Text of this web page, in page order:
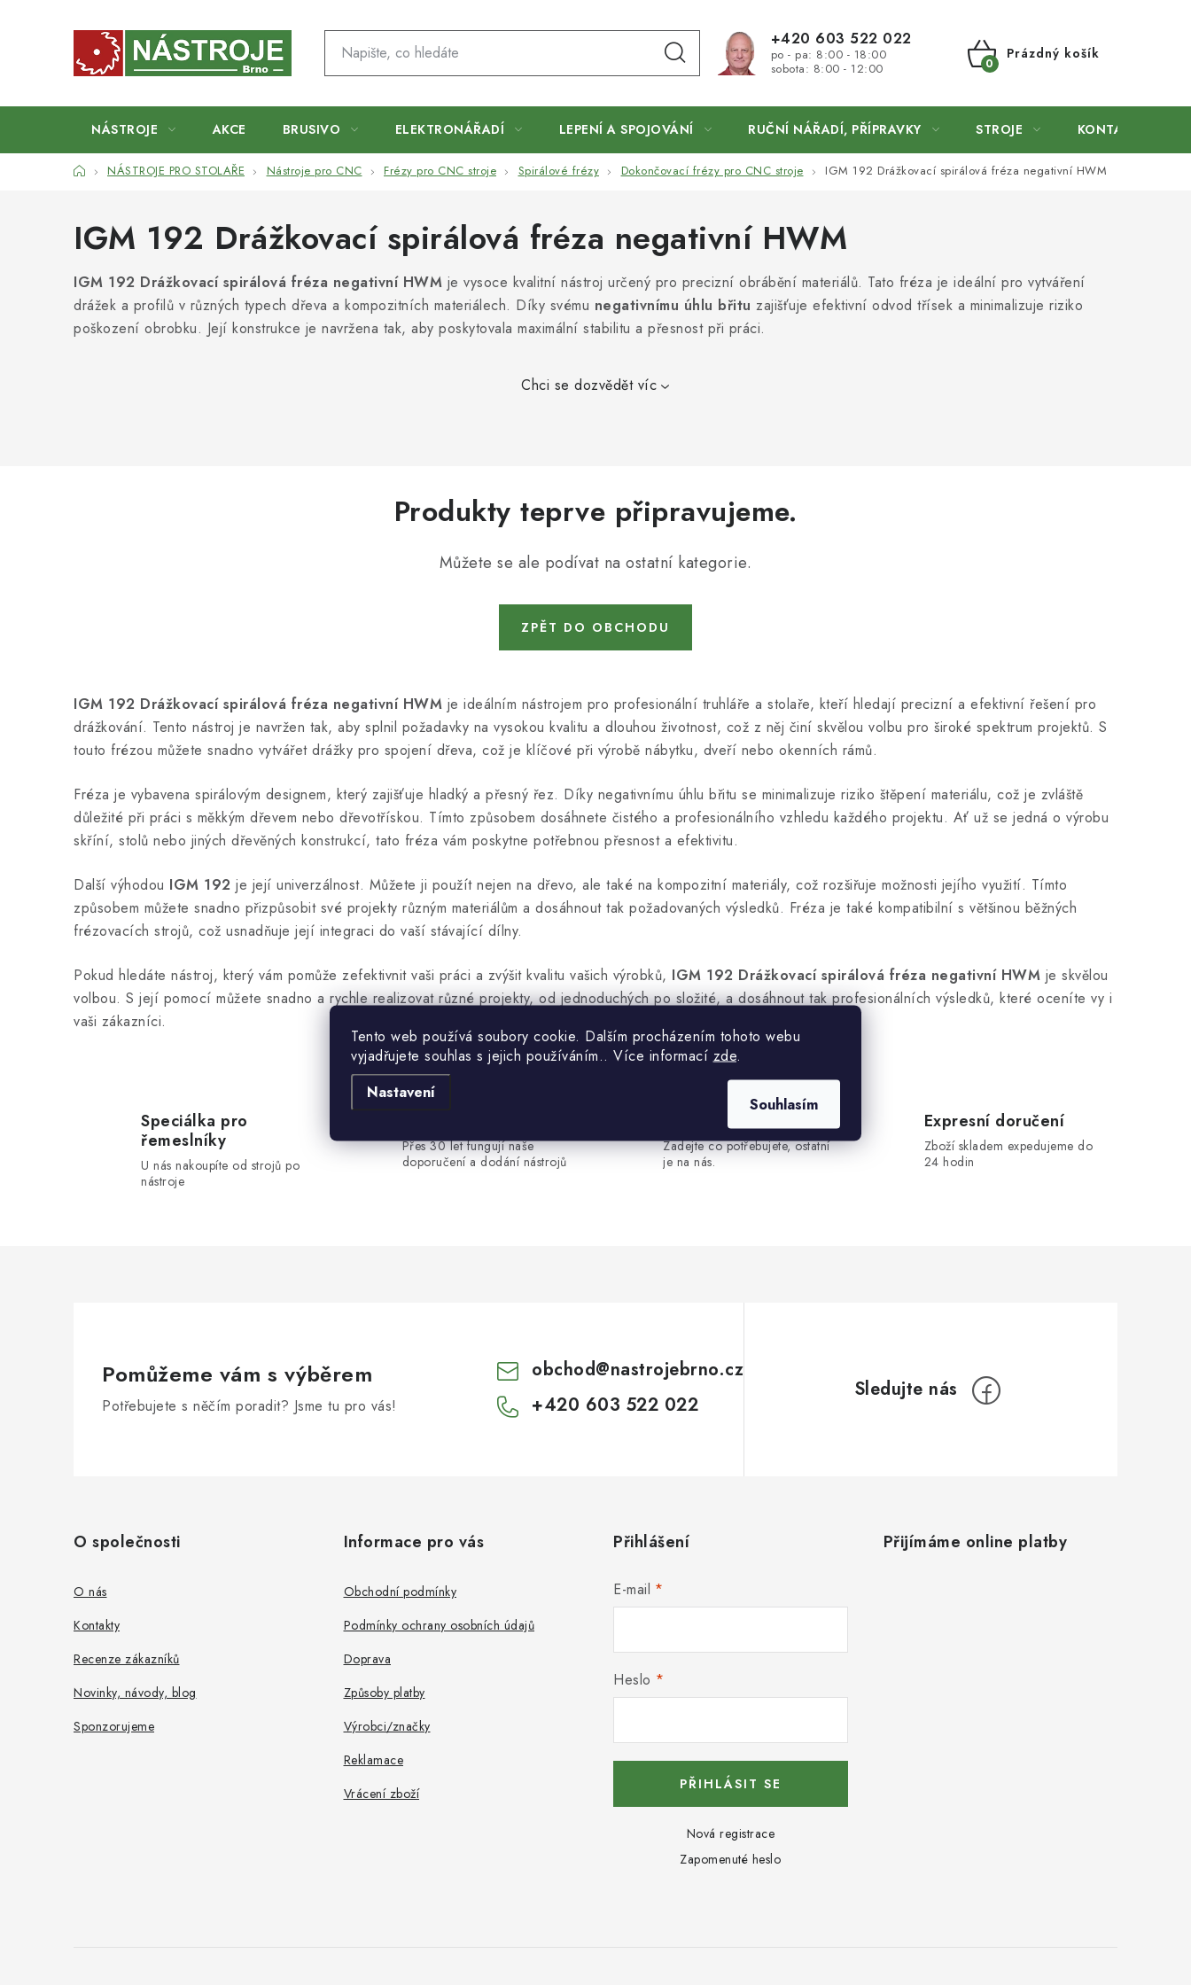
Tento web používá soubory cookie. Dalším procházením tohoto webu
vyjadřujete souhlas s jejich používáním.. Více informací zde.
Nastavení
Souhlasím
+420 603 522 022
po - pa: 8:00 - 18:00
sobota: 8:00 - 12:00
NÁKUPNÍ
Prázdný košík
NÁSTROJE AKCE BRUSIVO ELEKTRONÁŘADÍ LEPENÍ A SPOJOVÁNÍ RUČNÍ NÁŘADÍ, PŘÍPRAVKY STROJE KONTAKTY
DomůNÁSTROJE PRO STOLAŘE Nástroje pro CNC Frézy pro CNC stroje Spirálové frézy Dokončovací frézy pro CNC stroje IGM 192 Drážkovací spirálová fréza negativní HWM
IGM 192 Drážkovací spirálová fréza negativní HWM
IGM 192 Drážkovací spirálová fréza negativní HWM je vysoce kvalitní nástroj určený pro precizní obrábění materiálů. Tato fréza je ideální pro vytváření
drážek a profilů v různých typech dřeva a kompozitních materiálech. Díky svému negativnímu úhlu břitu zajišťuje efektivní odvod třísek a minimalizuje riziko
poškození obrobku. Její konstrukce je navržena tak, aby poskytovala maximální stabilitu a přesnost při práci.
Chci se dozvědět víc
Produkty teprve připravujeme.
Můžete se ale podívat na ostatní kategorie.
ZPĚT DO OBCHODU
IGM 192 Drážkovací spirálová fréza negativní HWM je ideálním nástrojem pro profesionální truhláře a stolaře, kteří hledají precizní a efektivní řešení pro
drážkování. Tento nástroj je navržen tak, aby splnil požadavky na vysokou kvalitu a dlouhou životnost, což z něj činí skvělou volbu pro široké spektrum projektů. S
touto frézou můžete snadno vytvářet drážky pro spojení dřeva, což je klíčové při výrobě nábytku, dveří nebo okenních rámů.
Fréza je vybavena spirálovým designem, který zajišťuje hladký a přesný řez. Díky negativnímu úhlu břitu se minimalizuje riziko štěpení materiálu, což je zvláště
důležité při práci s měkkým dřevem nebo dřevotřískou. Tímto způsobem dosáhnete čistého a profesionálního vzhledu každého projektu. Ať už se jedná o výrobu
skříní, stolů nebo jiných dřevěných konstrukcí, tato fréza vám poskytne potřebnou přesnost a efektivitu.
Další výhodou IGM 192 je její univerzálnost. Můžete ji použít nejen na dřevo, ale také na kompozitní materiály, což rozšiřuje možnosti jejího využití. Tímto
způsobem můžete snadno přizpůsobit své projekty různým materiálům a dosáhnout tak požadovaných výsledků. Fréza je také kompatibilní s většinou běžných
frézovacích strojů, což usnadňuje její integraci do vaší stávající dílny.
Pokud hledáte nástroj, který vám pomůže zefektivnit vaši práci a zvýšit kvalitu vašich výrobků, IGM 192 Drážkovací spirálová fréza negativní HWM je skvělou
volbou. S její pomocí můžete snadno a rychle realizovat různé projekty, od jednoduchých po složité, a dosáhnout tak profesionálních výsledků, které oceníte vy i
vaši zákazníci.
Speciálka pro
řemeslníky
U nás nakoupíte od strojů po
nástroje
Přes 30 let fungují naše
doporučení a dodání nástrojů
Osobní přístup
Zadejte co potřebujete, ostatní
je na nás.
Expresní doručení
Zboží skladem expedujeme do
24 hodin
Pomůžeme vám s výběrem
Potřebujete s něčím poradit? Jsme tu pro vás!
obchod@nastrojebrno.cz
+420 603 522 022
O společnosti
O nás
Kontakty
Recenze zákazníků
Novinky, návody, blog
Sponzorujeme
Informace pro vás
Obchodní podmínky
Podmínky ochrany osobních údajů
Doprava
Způsoby platby
Výrobci/značky
Reklamace
Vrácení zboží
Přihlášení
E-mail
Heslo
PŘIHLÁSIT SE
Nová registrace
Zapomenuté heslo
Přijímáme online platby